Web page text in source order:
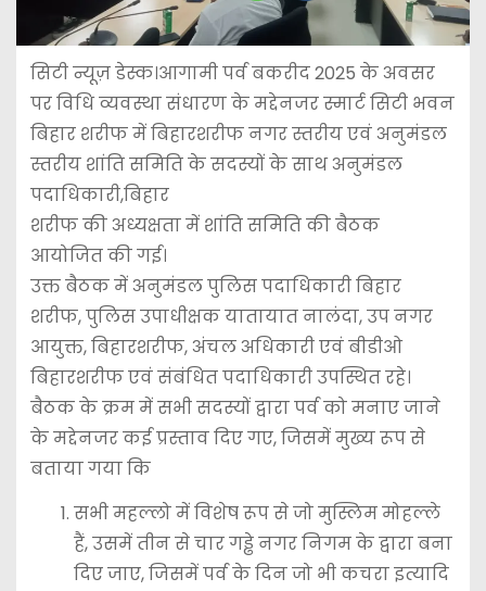
सिटी न्यूज़ डेस्क।आगामी पर्व बकरीद 2025 के अवसर
पर विधि व्यवस्था संधारण के मद्देनजर स्मार्ट सिटी भवन
बिहार शरीफ में बिहारशरीफ नगर स्तरीय एवं अनुमंडल
स्तरीय शांति समिति के सदस्यों के साथ अनुमंडल
पदाधिकारी,बिहार
शरीफ की अध्यक्षता में शांति समिति की बैठक
आयोजित की गई।
उक्त बैठक में अनुमंडल पुलिस पदाधिकारी बिहार
शरीफ, पुलिस उपाधीक्षक यातायात नालंदा, उप नगर
आयुक्त, बिहारशरीफ, अंचल अधिकारी एवं बीडीओ
बिहारशरीफ एवं संबंधित पदाधिकारी उपस्थित रहे।
बैठक के क्रम में सभी सदस्यों द्वारा पर्व को मनाए जाने
के मद्देनजर कई प्रस्ताव दिए गए, जिसमें मुख्य रूप से
बताया गया कि
सभी महल्लो में विशेष रूप से जो मुस्लिम मोहल्ले
हैं, उसमें तीन से चार गड्ढे नगर निगम के द्वारा बना
दिए जाए, जिसमें पर्व के दिन जो भी कचरा इत्यादि